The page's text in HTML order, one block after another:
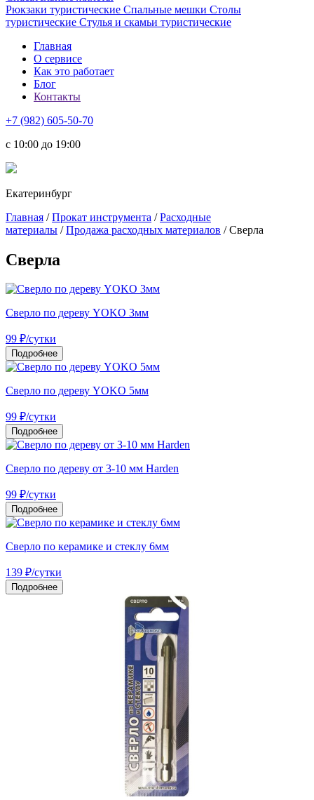
Рюкзаки туристические Спальные мешки Столы
туристические Стулья и скамьи туристические
Главная
О сервисе
Как это работает
Блог
Контакты
+7 (982) 605-50-70
c 10:00 до 19:00
Екатеринбург
Главная /Прокат инструмента /Расходные
материалы /Продажа расходных материалов / Сверла
Сверла
Сверло по дереву YOKO 3мм
99 ₽/сутки
Подробнее
Сверло по дереву YOKO 5мм
99 ₽/сутки
Подробнее
Сверло по дереву от 3-10 мм Harden
99 ₽/сутки
Подробнее
Сверло по керамике и стеклу 6мм
139 ₽/сутки
Подробнее